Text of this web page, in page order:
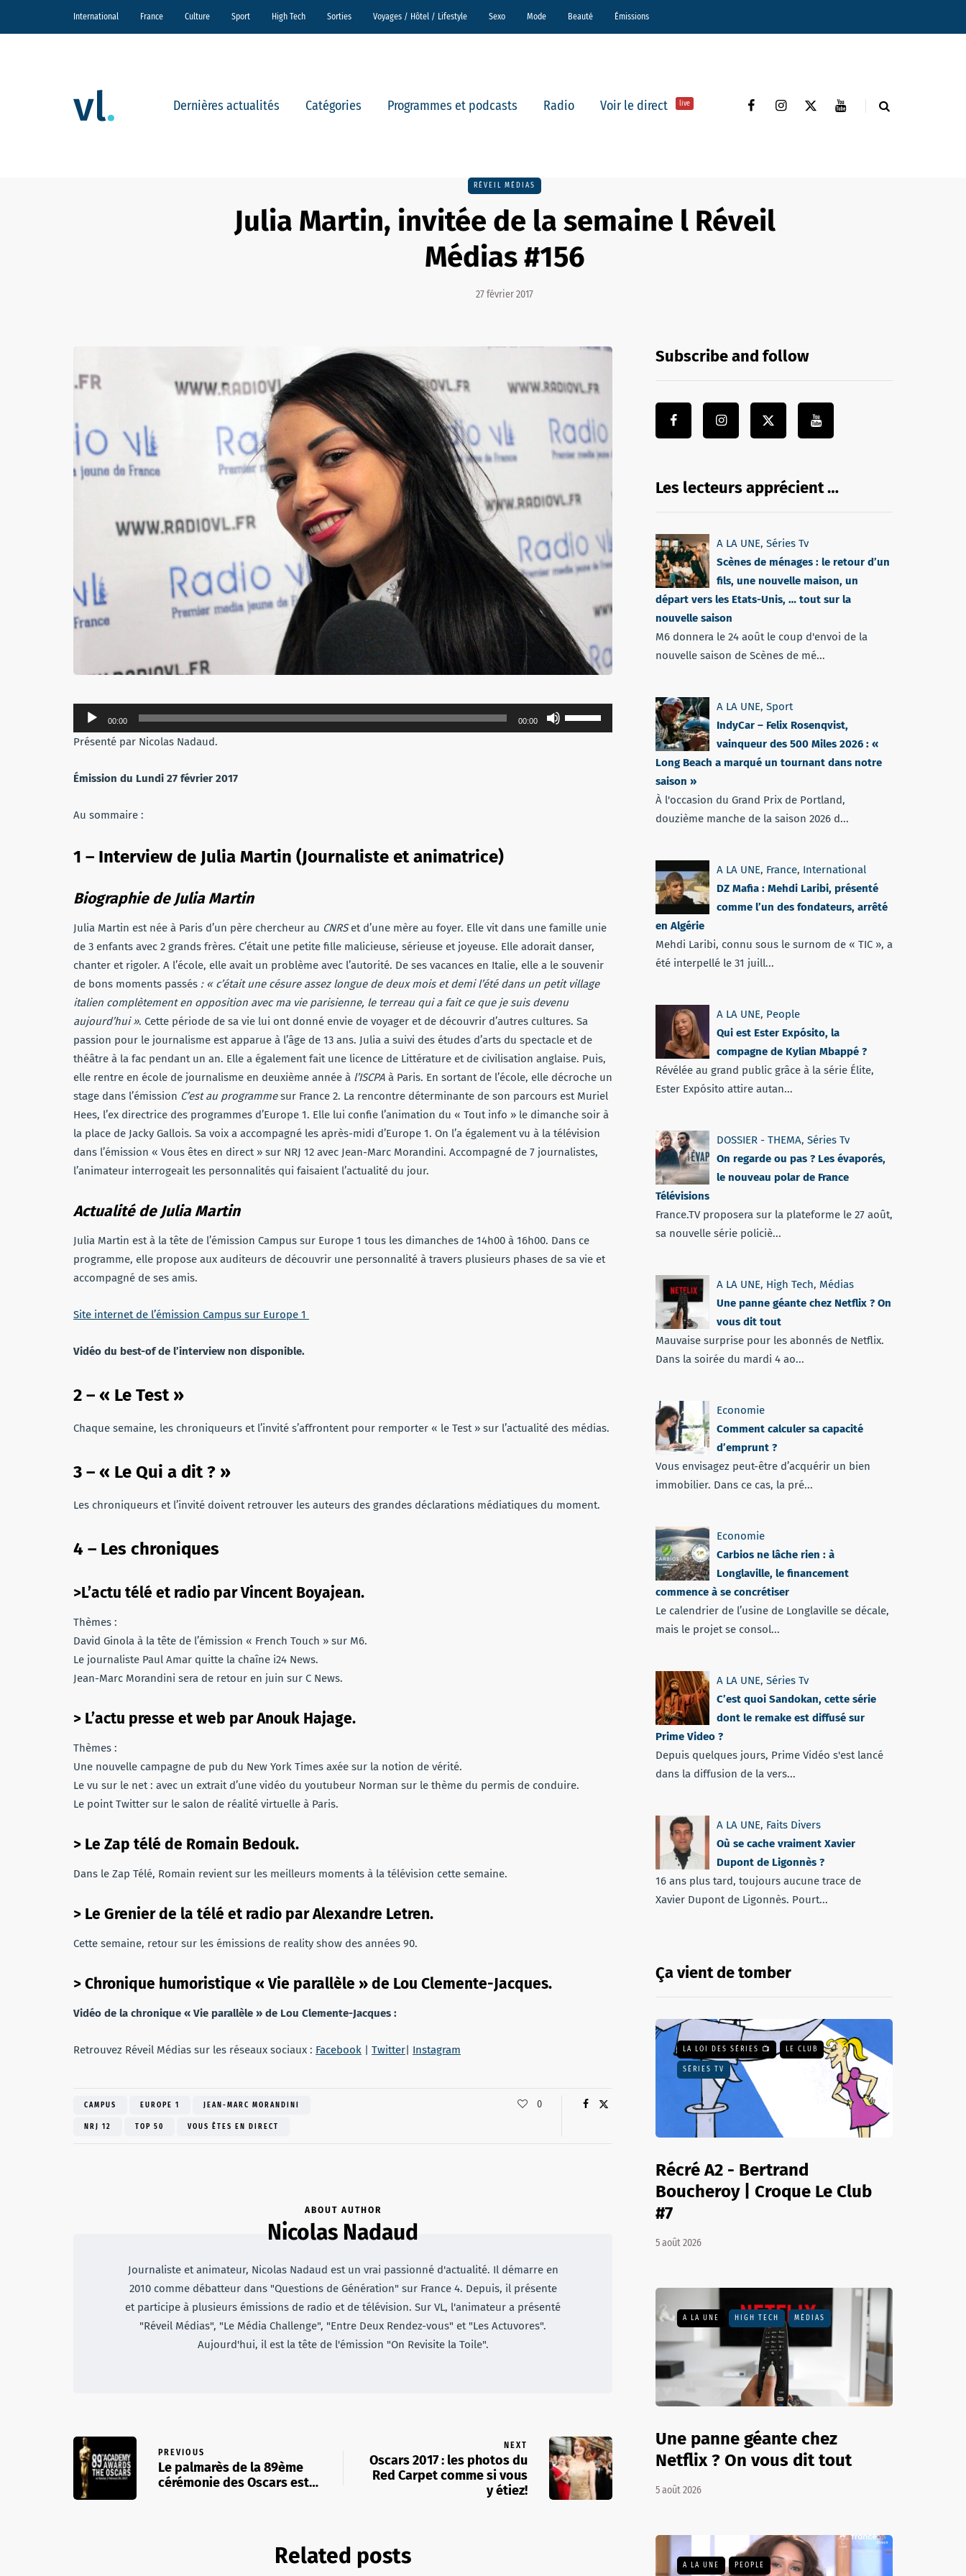
International France Culture Sport High Tech Sorties Voyages / Hôtel / Lifestyle Sexo Mode Beauté Émissions
Dernières actualités Catégories Programmes et podcasts Radio Voir le direct live
RÉVEIL MÉDIAS
Julia Martin, invitée de la semaine l Réveil
Médias #156
27 février 2017
Lecteur
audio
00:00 00:00
les
Présenté par Nicolas Nadaud.
Émission du Lundi 27 février 2017
Au sommaire :
1 – Interview de Julia Martin (Journaliste et animatrice)
Biographie de Julia Martin
Julia Martin est née à Paris d’un père chercheur au CNRSet d’une mère au foyer. Elle vit dans une famille unie
de 3 enfants avec 2 grands frères. C’était une petite fille malicieuse, sérieuse et joyeuse. Elle adorait danser,
chanter et rigoler. A l’école, elle avait un problème avec l’autorité. De ses vacances en Italie, elle a le souvenir
de bons moments passés : « c’était une césure assez longue de deux mois et demi l’été dans un petit village
italien complètement en opposition avec ma vie parisienne, le terreau qui a fait ce que je suis devenu
aujourd’hui ». Cette période de sa vie lui ont donné envie de voyager et de découvrir d’autres cultures. Sa
passion pour le journalisme est apparue à l’âge de 13 ans. Julia a suivi des études d’arts du spectacle et de
théâtre à la fac pendant un an. Elle a également fait une licence de Littérature et de civilisation anglaise. Puis,
elle rentre en école de journalisme en deuxième année à l’ISCPA à Paris. En sortant de l’école, elle décroche un
stage dans l’émission C’est au programmesur France 2. La rencontre déterminante de son parcours est Muriel
Hees, l’ex directrice des programmes d’Europe 1. Elle lui confie l’animation du « Tout info » le dimanche soir à
la place de Jacky Gallois. Sa voix a accompagné les après-midi d’Europe 1. On l’a également vu à la télévision
dans l’émission « Vous êtes en direct » sur NRJ 12 avec Jean-Marc Morandini. Accompagné de 7 journalistes,
l’animateur interrogeait les personnalités qui faisaient l’actualité du jour.
Actualité de Julia Martin
Julia Martin est à la tête de l’émission Campus sur Europe 1 tous les dimanches de 14h00 à 16h00. Dans ce
programme, elle propose aux auditeurs de découvrir une personnalité à travers plusieurs phases de sa vie et
accompagné de ses amis.
Site internet de l’émission Campus sur Europe 1
Vidéo du best-of de l’interview non disponible.
2 – « Le Test »
Chaque semaine, les chroniqueurs et l’invité s’affrontent pour remporter « le Test » sur l’actualité des médias.
3 – « Le Qui a dit ? »
Les chroniqueurs et l’invité doivent retrouver les auteurs des grandes déclarations médiatiques du moment.
4 – Les chroniques
>L’actu télé et radio par Vincent Boyajean.
Thèmes :
David Ginola à la tête de l’émission « French Touch » sur M6.
Le journaliste Paul Amar quitte la chaîne i24 News.
Jean-Marc Morandini sera de retour en juin sur C News.
> L’actu presse et web par Anouk Hajage.
Thèmes :
Une nouvelle campagne de pub du New York Times axée sur la notion de vérité.
Le vu sur le net : avec un extrait d’une vidéo du youtubeur Norman sur le thème du permis de conduire.
Le point Twitter sur le salon de réalité virtuelle à Paris.
> Le Zap télé de Romain Bedouk.
Dans le Zap Télé, Romain revient sur les meilleurs moments à la télévision cette semaine.
> Le Grenier de la télé et radio par Alexandre Letren.
Cette semaine, retour sur les émissions de reality show des années 90.
> Chronique humoristique « Vie parallèle » de Lou Clemente-Jacques.
Vidéo de la chronique « Vie parallèle » de Lou Clemente-Jacques :
Retrouvez Réveil Médias sur les réseaux sociaux : Facebook | Twitter| Instagram
CAMPUS EUROPE 1 JEAN-MARC MORANDINI
NRJ 12 TOP 50 VOUS ÊTES EN DIRECT
0
ABOUT AUTHOR
Nicolas Nadaud
Journaliste et animateur, Nicolas Nadaud est un vrai passionné d'actualité. Il démarre en
2010 comme débatteur dans "Questions de Génération" sur France 4. Depuis, il présente
et participe à plusieurs émissions de radio et de télévision. Sur VL, l'animateur a présenté
"Réveil Médias", "Le Média Challenge", "Entre Deux Rendez-vous" et "Les Actuvores".
Aujourd'hui, il est la tête de l'émission "On Revisite la Toile".
PREVIOUS
Le palmarès de la 89ème
cérémonie des Oscars est…
NEXT
Oscars 2017 : les photos du
Red Carpet comme si vous
y étiez!
Related posts
Subscribe and follow
Les lecteurs apprécient …
A LA UNE, Séries Tv
Scènes de ménages : le retour d’un
fils, une nouvelle maison, un
départ vers les Etats-Unis, … tout sur la
nouvelle saison
M6 donnera le 24 août le coup d'envoi de la
nouvelle saison de Scènes de mé...
A LA UNE, Sport
IndyCar – Felix Rosenqvist,
vainqueur des 500 Miles 2026 : «
Long Beach a marqué un tournant dans notre
saison »
À l'occasion du Grand Prix de Portland,
douzième manche de la saison 2026 d...
A LA UNE, France, International
DZ Mafia : Mehdi Laribi, présenté
comme l’un des fondateurs, arrêté
en Algérie
Mehdi Laribi, connu sous le surnom de « TIC », a
été interpellé le 31 juill...
A LA UNE, People
Qui est Ester Expósito, la
compagne de Kylian Mbappé ?
Révélée au grand public grâce à la série Élite,
Ester Expósito attire autan...
DOSSIER - THEMA, Séries Tv
On regarde ou pas ? Les évaporés,
le nouveau polar de France
Télévisions
France.TV proposera sur la plateforme le 27 août,
sa nouvelle série policiè...
A LA UNE, High Tech, Médias
Une panne géante chez Netflix ? On
vous dit tout
Mauvaise surprise pour les abonnés de Netflix.
Dans la soirée du mardi 4 ao...
Economie
Comment calculer sa capacité
d’emprunt ?
Vous envisagez peut-être d’acquérir un bien
immobilier. Dans ce cas, la pré...
Economie
Carbios ne lâche rien : à
Longlaville, le financement
commence à se concrétiser
Le calendrier de l’usine de Longlaville se décale,
mais le projet se consol...
A LA UNE, Séries Tv
C’est quoi Sandokan, cette série
dont le remake est diffusé sur
Prime Video ?
Depuis quelques jours, Prime Vidéo s'est lancé
dans la diffusion de la vers...
A LA UNE, Faits Divers
Où se cache vraiment Xavier
Dupont de Ligonnès ?
16 ans plus tard, toujours aucune trace de
Xavier Dupont de Ligonnès. Pourt...
Ça vient de tomber
LA LOI DES SÉRIES 📺 LE CLUB
SÉRIES TV
Récré A2 - Bertrand
Boucheroy | Croque Le Club
#7
5 août 2026
A LA UNE HIGH TECH MÉDIAS
Une panne géante chez
Netflix ? On vous dit tout
5 août 2026
A LA UNE PEOPLE